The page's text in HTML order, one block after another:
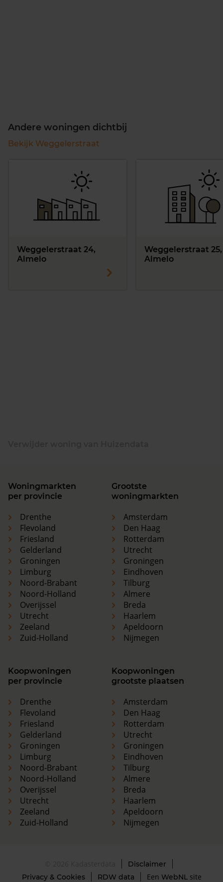
Andere woningen dichtbij
Bekijk Weggelerstraat
Weggelerstraat 24,
Almelo
Weggelerstraat 25,
Almelo
Woningmarkten
per provincie
Drenthe
Flevoland
Friesland
Gelderland
Groningen
Limburg
Noord-Brabant
Noord-Holland
Overijssel
Utrecht
Zeeland
Zuid-Holland
Grootste
woningmarkten
Amsterdam
Den Haag
Rotterdam
Utrecht
Groningen
Eindhoven
Tilburg
Almere
Breda
Haarlem
Apeldoorn
Nijmegen
Koopwoningen
per provincie
Drenthe
Flevoland
Friesland
Gelderland
Groningen
Limburg
Noord-Brabant
Noord-Holland
Overijssel
Utrecht
Zeeland
Zuid-Holland
Koopwoningen
grootste plaatsen
Amsterdam
Den Haag
Rotterdam
Utrecht
Groningen
Eindhoven
Tilburg
Almere
Breda
Haarlem
Apeldoorn
Nijmegen
Disclaimer
Privacy & Cookies
RDW data Een WebNLsite